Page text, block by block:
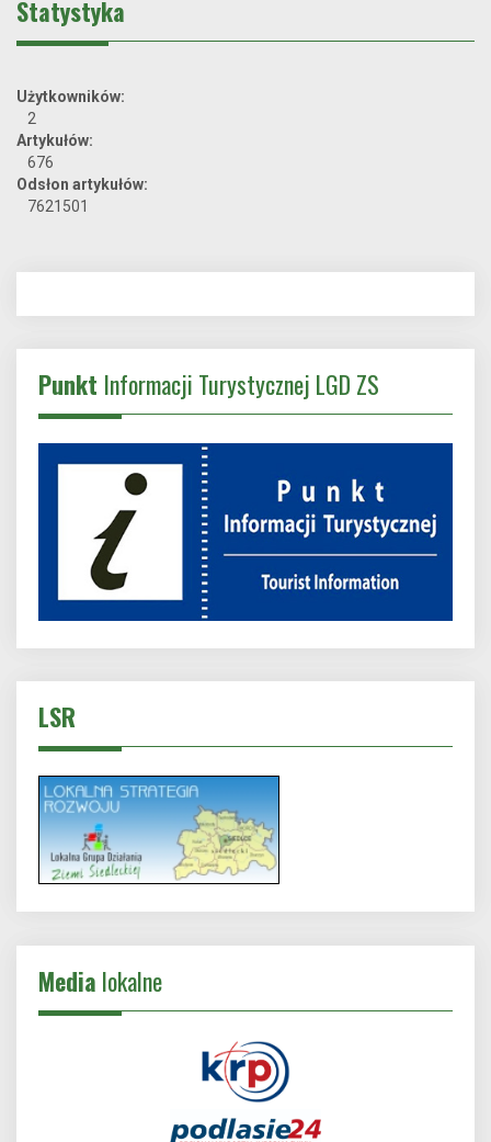
Statystyka
Użytkowników:
2
Artykułów:
676
Odsłon artykułów:
7621501
Punkt Informacji Turystycznej LGD ZS
LSR
Media lokalne